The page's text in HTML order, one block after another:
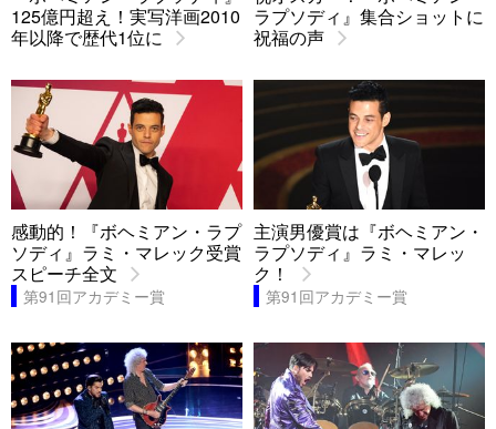
125億円超え！実写洋画2010
年以降で歴代1位に
ラプソディ』集合ショットに
祝福の声
感動的！『ボヘミアン・ラプ
ソディ』ラミ・マレック受賞
スピーチ全文
第91回アカデミー賞
主演男優賞は『ボヘミアン・
ラプソディ』ラミ・マレッ
ク！
第91回アカデミー賞